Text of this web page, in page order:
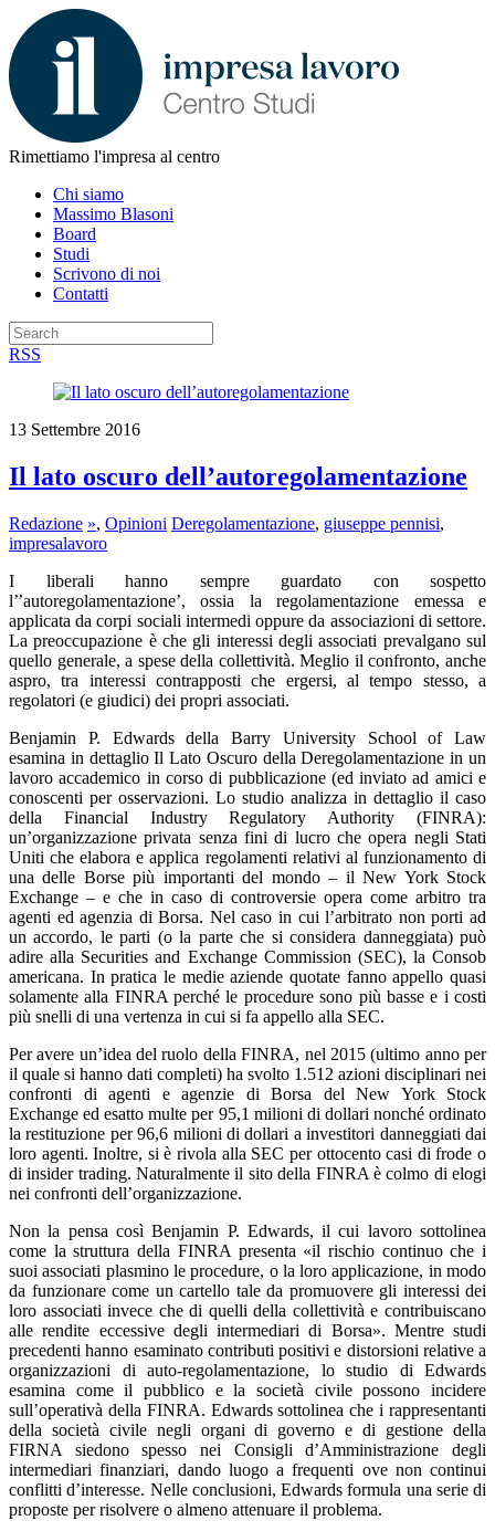
Rimettiamo l'impresa al centro
Chi siamo
Massimo Blasoni
Board
Studi
Scrivono di noi
Contatti
RSS
13 Settembre 2016
Il lato oscuro dell’autoregolamentazione
Redazione », Opinioni Deregolamentazione, giuseppe pennisi,
impresalavoro
I liberali hanno sempre guardato con sospetto
l’’autoregolamentazione’, ossia la regolamentazione emessa e
applicata da corpi sociali intermedi oppure da associazioni di settore.
La preoccupazione è che gli interessi degli associati prevalgano sul
quello generale, a spese della collettività. Meglio il confronto, anche
aspro, tra interessi contrapposti che ergersi, al tempo stesso, a
regolatori (e giudici) dei propri associati.
Benjamin P. Edwards della Barry University School of Law
esamina in dettaglio Il Lato Oscuro della Deregolamentazione in un
lavoro accademico in corso di pubblicazione (ed inviato ad amici e
conoscenti per osservazioni. Lo studio analizza in dettaglio il caso
della Financial Industry Regulatory Authority (FINRA):
un’organizzazione privata senza fini di lucro che opera negli Stati
Uniti che elabora e applica regolamenti relativi al funzionamento di
una delle Borse più importanti del mondo – il New York Stock
Exchange – e che in caso di controversie opera come arbitro tra
agenti ed agenzia di Borsa. Nel caso in cui l’arbitrato non porti ad
un accordo, le parti (o la parte che si considera danneggiata) può
adire alla Securities and Exchange Commission (SEC), la Consob
americana. In pratica le medie aziende quotate fanno appello quasi
solamente alla FINRA perché le procedure sono più basse e i costi
più snelli di una vertenza in cui si fa appello alla SEC.
Per avere un’idea del ruolo della FINRA, nel 2015 (ultimo anno per
il quale si hanno dati completi) ha svolto 1.512 azioni disciplinari nei
confronti di agenti e agenzie di Borsa del New York Stock
Exchange ed esatto multe per 95,1 milioni di dollari nonché ordinato
la restituzione per 96,6 milioni di dollari a investitori danneggiati dai
loro agenti. Inoltre, si è rivola alla SEC per ottocento casi di frode o
di insider trading. Naturalmente il sito della FINRA è colmo di elogi
nei confronti dell’organizzazione.
Non la pensa così Benjamin P. Edwards, il cui lavoro sottolinea
come la struttura della FINRA presenta «il rischio continuo che i
suoi associati plasmino le procedure, o la loro applicazione, in modo
da funzionare come un cartello tale da promuovere gli interessi dei
loro associati invece che di quelli della collettività e contribuiscano
alle rendite eccessive degli intermediari di Borsa». Mentre studi
precedenti hanno esaminato contributi positivi e distorsioni relative a
organizzazioni di auto-regolamentazione, lo studio di Edwards
esamina come il pubblico e la società civile possono incidere
sull’operativà della FINRA. Edwards sottolinea che i rappresentanti
della società civile negli organi di governo e di gestione della
FIRNA siedono spesso nei Consigli d’Amministrazione degli
intermediari finanziari, dando luogo a frequenti ove non continui
conflitti d’interesse. Nelle conclusioni, Edwards formula una serie di
proposte per risolvere o almeno attenuare il problema.